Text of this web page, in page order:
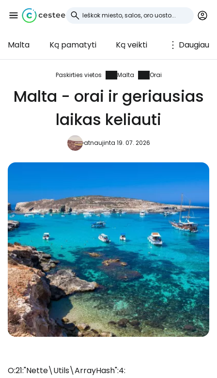
Malta Ką pamatyti Ką veikti Daugiau
Paskirties vietos Malta Orai
Malta - orai ir geriausias
laikas keliauti
atnaujinta 19. 07. 2026
O:21:"Nette\Utils\ArrayHash":4:
Prisijunkite prie
Cestee
... pasaulinė kelionių bendruomenė
Tęsti el. paštu